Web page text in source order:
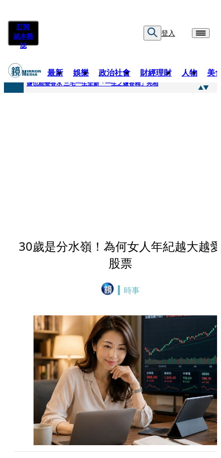
訂閱
紙本雜
誌
登入
最新 娛樂 政治社會 財經理財 人物 美
快訊
鹽也能變香水 三宅一生全新「一生之鹽香精」亮相
30歲是分水嶺！為何女人年紀越大越
股票
時事